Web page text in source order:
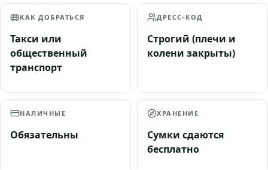
КАК ДОБРАТЬСЯ
Такси или
общественный
транспорт
ДРЕСС-КОД
Строгий (плечи и
колени закрыты)
НАЛИЧНЫЕ
Обязательны
ХРАНЕНИЕ
Сумки сдаются
бесплатно